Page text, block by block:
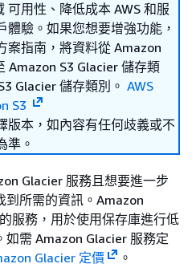
可用性、降低成本 AWS 和服
驗。如果您想要增強功能，
案指南，將資料從 Amazon
Amazon S3 Glacier 儲存類
Glacier 儲存類別。 AWS
S3
版本，如內容有任何歧義或不
準。
Glacier 服務且想要進一步
到所需的資訊。Amazon
服務，用於使用保存庫進行低
需 Amazon Glacier 服務定
Glacier 定價
。